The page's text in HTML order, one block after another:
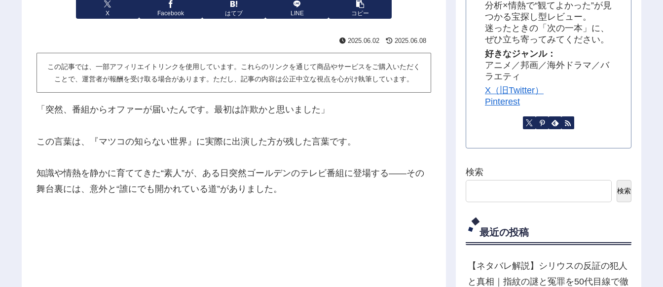
X Facebook はてブ LINE コピー
2025.06.02 2025.06.08
この記事では、一部アフィリエイトリンクを使用しています。これらのリンクを通じて商品やサービスをご購入いただく
ことで、運営者が報酬を受け取る場合があります。ただし、記事の内容は公正中立な視点を心がけ執筆しています。
「突然、番組からオファーが届いたんです。最初は詐欺かと思いました」
この言葉は、『マツコの知らない世界』に実際に出演した方が残した言葉です。
知識や情熱を静かに育ててきた“素人”が、ある日突然ゴールデンのテレビ番組に登場する――その
舞台裏には、意外と“誰にでも開かれている道”がありました。
分析×情熱で“観てよかった”が見
つかる宝探し型レビュー。
迷ったときの「次の一本」に、
ぜひ立ち寄ってみてください。
好きなジャンル：
アニメ／邦画／海外ドラマ／バ
ラエティ
X（旧Twitter）
Pinterest
検索
検索
最近の投稿
【ネタバレ解説】シリウスの反証の犯人
と真相｜指紋の謎と冤罪を50代目線で徹